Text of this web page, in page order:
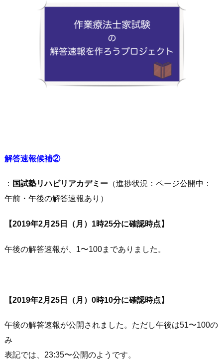
解答速報候補②
： 国試塾リハビリアカデミー （進捗状況：ページ公開中：
午前・午後の解答速報あり）
【2019年2月25日（月）1時25分に確認時点】
午後の解答速報が、1〜100までありました。
【2019年2月25日（月）0時10分に確認時点】
午後の解答速報が公開されました。ただし午後は51〜100の
み
表記では、23:35〜公開のようです。